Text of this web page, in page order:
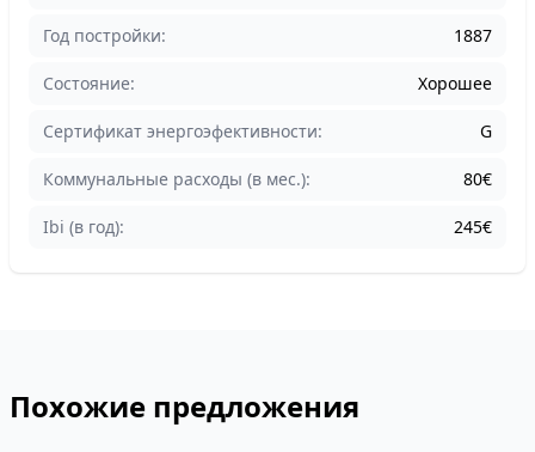
Год постройки: 1887
Состояние: Хорошее
Cертификат энергоэфективности: G
Коммунальные расходы (в мес.): 80€
Ibi (в год): 245€
Похожие предложения